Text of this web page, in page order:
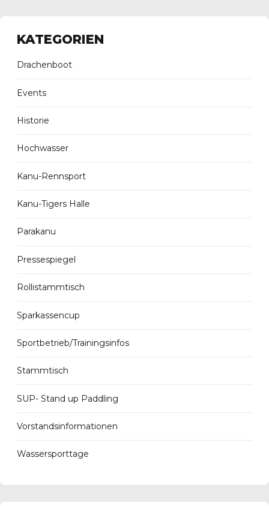
KATEGORIEN
Drachenboot
Events
Historie
Hochwasser
Kanu-Rennsport
Kanu-Tigers Halle
Parakanu
Pressespiegel
Rollistammtisch
Sparkassencup
Sportbetrieb/Trainingsinfos
Stammtisch
SUP- Stand up Paddling
Vorstandsinformationen
Wassersporttage